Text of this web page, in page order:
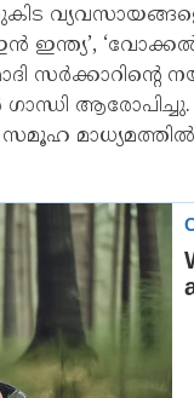
ഇന്ത്യ’,
സർക്കാറിന്റെ
ആരോപിച്ചു.